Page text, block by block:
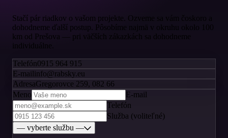
Stačí pár riadkov o vašom projekte. Ozveme sa vám čoskoro a
dohodneme ďalší postup. Pôsobíme najmä v okruhu okolo 100
km od Prešova — pri väčších zákazkách sa dohodneme
individuálne.
Telefón0915 964 915
E-mailinfo@rabsky.eu
AdresaGregorovce 259, 082 66
Meno
E-mail
Telefón
Služba (voliteľné)
— vyberte službu —